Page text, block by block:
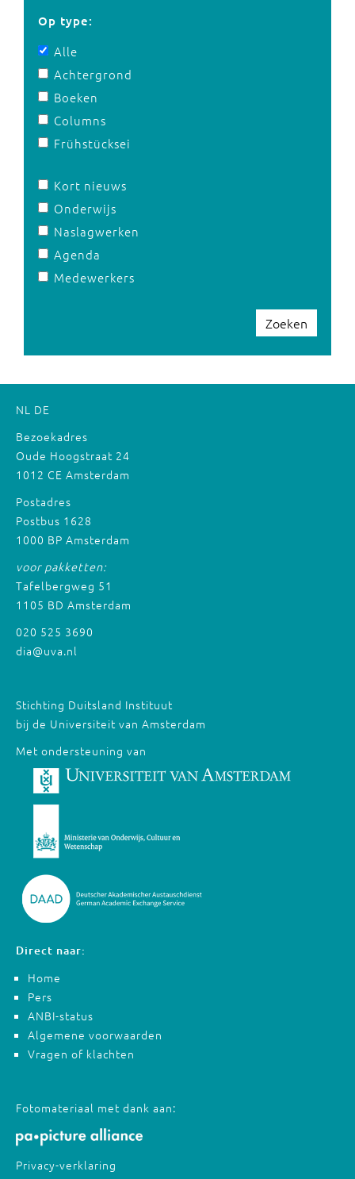
Op type:
Alle
Achtergrond
Boeken
Columns
Frühstücksei
Kort nieuws
Onderwijs
Naslagwerken
Agenda
Medewerkers
Zoeken
NL DE
Bezoekadres
Oude Hoogstraat 24
1012 CE Amsterdam
Postadres
Postbus 1628
1000 BP Amsterdam
voor pakketten:
Tafelbergweg 51
1105 BD Amsterdam
020 525 3690
dia@uva.nl
Stichting Duitsland Instituut
bij de Universiteit van Amsterdam
Met ondersteuning van
Direct naar:
Home
Pers
ANBI-status
Algemene voorwaarden
Vragen of klachten
Fotomateriaal met dank aan:
Privacy-verklaring